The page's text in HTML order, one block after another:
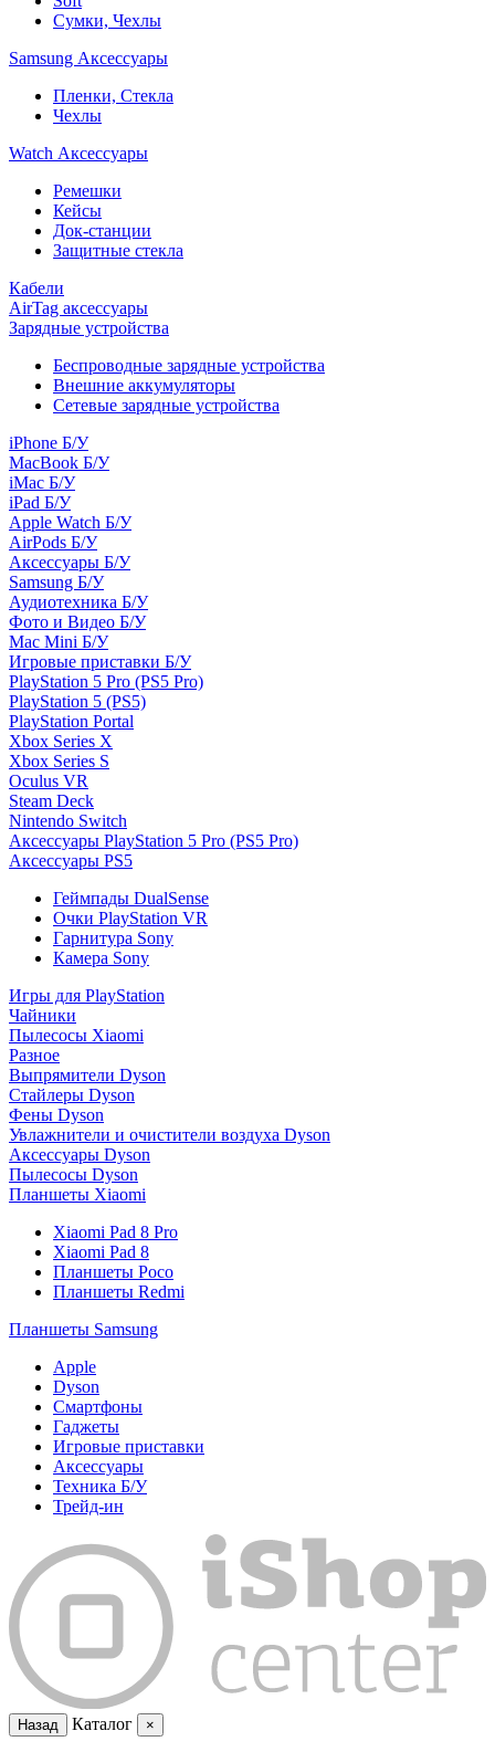
Сумки, Чехлы
Samsung Аксессуары
Пленки, Стекла
Чехлы
Watch Аксессуары
Ремешки
Кейсы
Док-станции
Защитные стекла
Кабели
AirTag аксессуары
Зарядные устройства
Беспроводные зарядные устройства
Внешние аккумуляторы
Сетевые зарядные устройства
iPhone Б/У
MacBook Б/У
iMac Б/У
iPad Б/У
Apple Watch Б/У
AirPods Б/У
Аксессуары Б/У
Samsung Б/У
Аудиотехника Б/У
Фото и Видео Б/У
Mac Mini Б/У
Игровые приставки Б/У
PlayStation 5 Pro (PS5 Pro)
PlayStation 5 (PS5)
PlayStation Portal
Xbox Series X
Xbox Series S
Oculus VR
Steam Deck
Nintendo Switch
Аксессуары PlayStation 5 Pro (PS5 Pro)
Аксессуары PS5
Геймпады DualSense
Очки PlayStation VR
Гарнитура Sony
Камера Sony
Игры для PlayStation
Чайники
Пылесосы Xiaomi
Разное
Выпрямители Dyson
Стайлеры Dyson
Фены Dyson
Увлажнители и очистители воздуха Dyson
Аксессуары Dyson
Пылесосы Dyson
Планшеты Xiaomi
Xiaomi Pad 8 Pro
Xiaomi Pad 8
Планшеты Poco
Планшеты Redmi
Планшеты Samsung
Apple
Dyson
Смартфоны
Гаджеты
Игровые приставки
Аксессуары
Техника Б/У
Трейд-ин
Назад Каталог ×